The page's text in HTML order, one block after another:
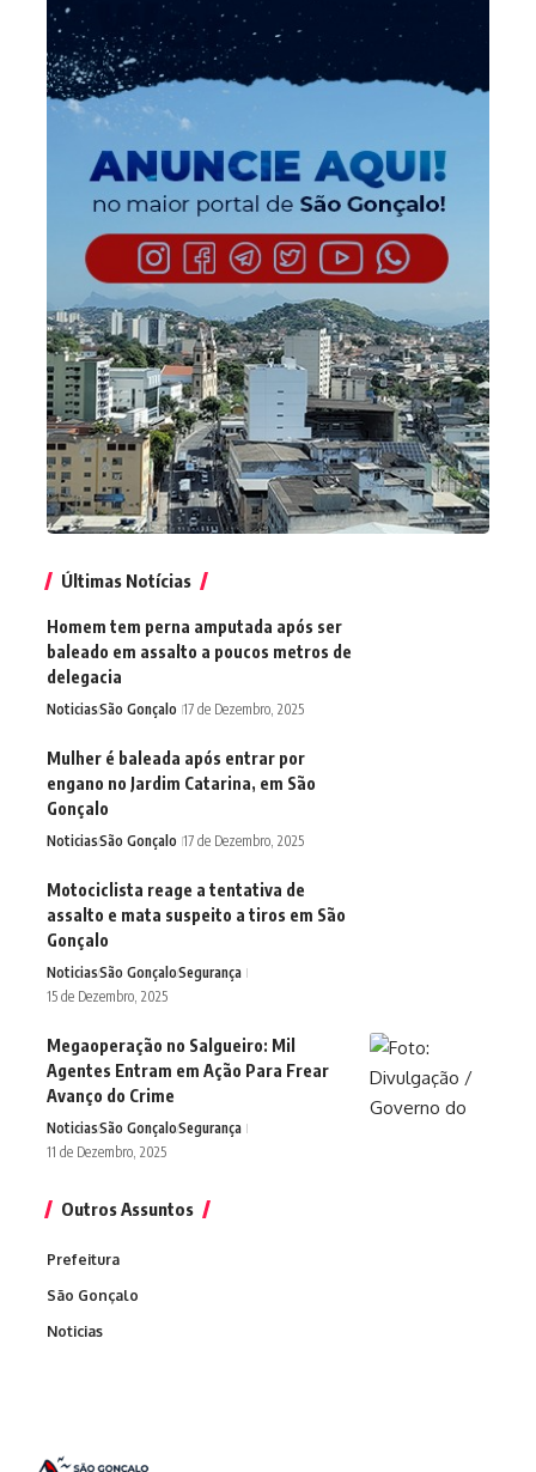
Últimas Notícias
Homem tem perna amputada após ser
baleado em assalto a poucos metros de
delegacia
NoticiasSão Gonçalo 17 de Dezembro, 2025
Mulher é baleada após entrar por
engano no Jardim Catarina, em São
Gonçalo
NoticiasSão Gonçalo 17 de Dezembro, 2025
Motociclista reage a tentativa de
assalto e mata suspeito a tiros em São
Gonçalo
NoticiasSão GonçaloSegurança
15 de Dezembro, 2025
Megaoperação no Salgueiro: Mil
Agentes Entram em Ação Para Frear
Avanço do Crime
NoticiasSão GonçaloSegurança
11 de Dezembro, 2025
Outros Assuntos
Prefeitura
São Gonçalo
Noticias